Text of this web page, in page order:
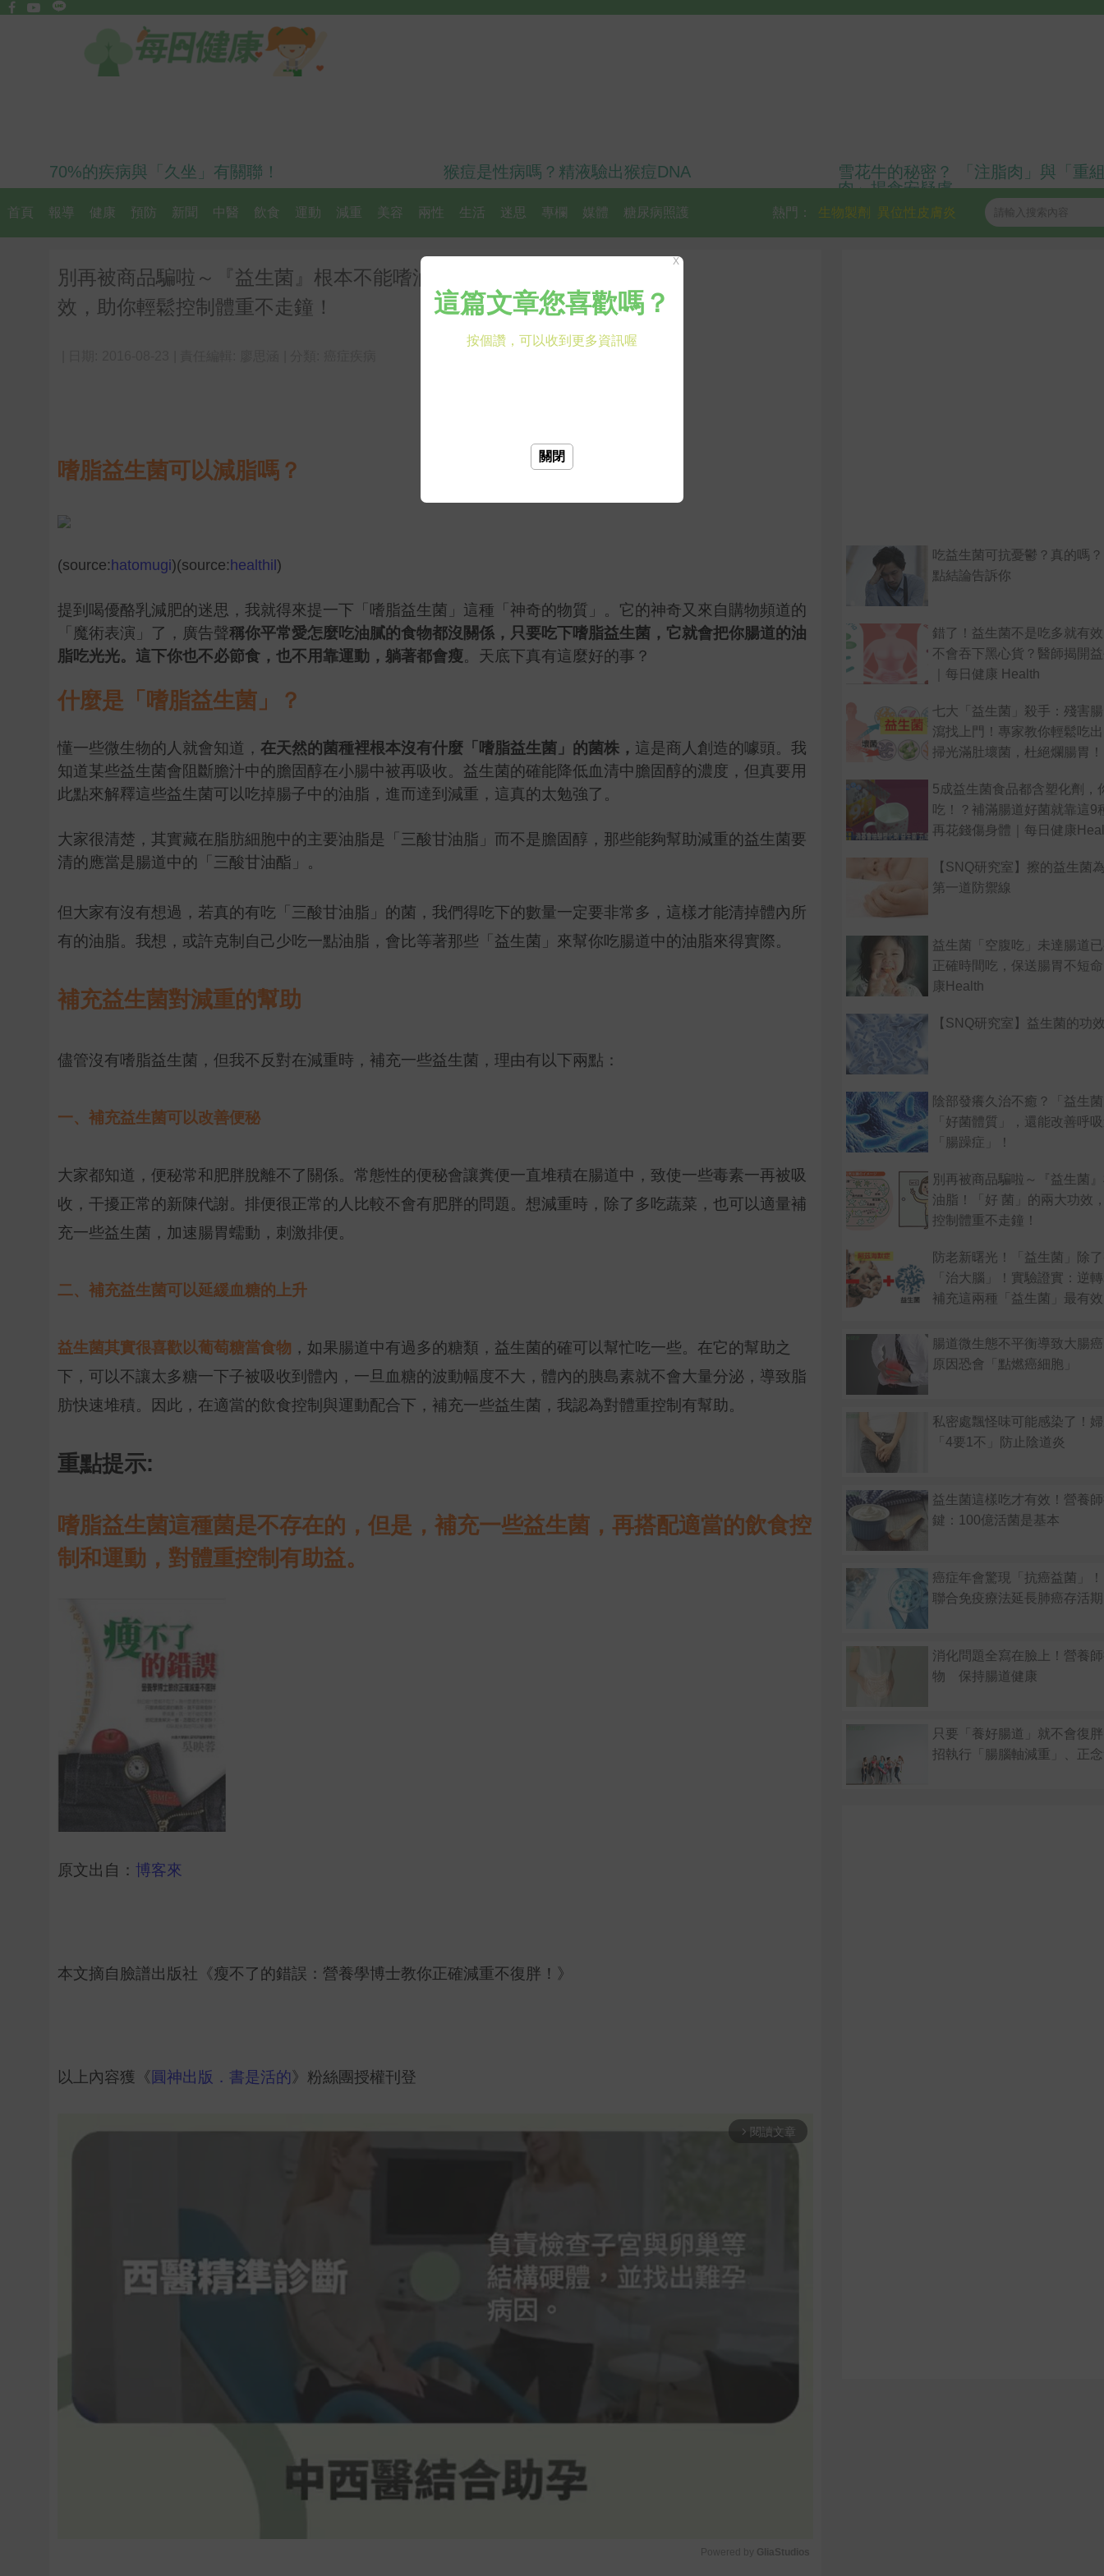
70%的疾病與「久坐」有關聯！ 猴痘是性病嗎？精液驗出猴痘DNA
雪花牛的秘密？ 「注脂肉」與「重
肉」揭食安疑慮
首頁 報導 健康 預防 新聞 中醫 飲食 運動 減重 美容 兩性 生活 迷思 專欄 媒體 糖尿病照護 異位性皮膚炎
生物製劑
熱門：
別再被商品騙啦～『益生菌』根本不能嗜油脂！「好 菌」的兩大功
效，助你輕鬆控制體重不走鐘！
嗜脂益生菌可以減脂嗎？
(source:hatomugi)(source:healthil)
提到喝優酪乳減肥的迷思，我就得來提一下「嗜脂益生菌」這種「神奇的物質」。它的神奇又來自購物頻道的
「魔術表演」了，廣告聲稱你平常愛怎麼吃油膩的食物都沒關係，只要吃下嗜脂益生菌，它就會把你腸道的油
脂吃光光。這下你也不必節食，也不用靠運動，躺著都會瘦。天底下真有這麼好的事？
什麼是「嗜脂益生菌」？
懂一些微生物的人就會知道， 在天然的菌種裡根本沒有什麼「嗜脂益生菌」的菌株， 這是商人創造的噱頭。我
知道某些益生菌會阻斷膽汁中的膽固醇在小腸中被再吸收。益生菌的確能降低血清中膽固醇的濃度，但真要用
此點來解釋這些益生菌可以吃掉腸子中的油脂，進而達到減重，這真的太勉強了。
大家很清楚，其實藏在脂肪細胞中的主要油脂是「三酸甘油脂」而不是膽固醇，那些能夠幫助減重的益生菌要
清的應當是腸道中的「三酸甘油酯」。
但大家有沒有想過，若真的有吃「三酸甘油脂」的菌，我們得吃下的數量一定要非常多，這樣才能清掉體內所
有的油脂。我想，或許克制自己少吃一點油脂，會比等著那些「益生菌」來幫你吃腸道中的油脂來得實際。
補充益生菌對減重的幫助
儘管沒有嗜脂益生菌，但我不反對在減重時，補充一些益生菌，理由有以下兩點：
一、補充益生菌可以改善便秘
大家都知道，便秘常和肥胖脫離不了關係。常態性的便秘會讓糞便一直堆積在腸道中，致使一些毒素一再被吸
收，干擾正常的新陳代謝。排便很正常的人比較不會有肥胖的問題。想減重時，除了多吃蔬菜，也可以適量補
充一些益生菌，加速腸胃蠕動，刺激排便。
二、補充益生菌可以延緩血糖的上升
益生菌其實很喜歡以葡萄糖當食物 ，如果腸道中有過多的糖類，益生菌的確可以幫忙吃一些。在它的幫助之
下，可以不讓太多糖一下子被吸收到體內，一旦血糖的波動幅度不大，體內的胰島素就不會大量分泌，導致脂
肪快速堆積。因此，在適當的飲食控制與運動配合下，補充一些益生菌，我認為對體重控制有幫助。
重點提示:
嗜脂益生菌這種菌是不存在的，但是，補充一些益生菌，再搭配適當的飲食控
制和運動，對體重控制有助益。
原文出自： 博客來
本文摘自臉譜出版社《瘦不了的錯誤：營養學博士教你正確減重不復胖！》
以上內容獲《 圓神出版．書是活的》粉絲團授權刊登
arrow_forward_ios 閱讀文章
Powered by GliaStudios
吃益生菌可抗憂鬱？真的嗎
點結論告訴你
錯了！益生菌不是吃多就有
不會吞下黑心貨？醫師揭開
｜每日健康 Health
七大「益生菌」殺手：殘害
瀉找上門！專家教你輕鬆吃
掃光滿肚壞菌，杜絕爛腸胃！
5成益生菌食品都含塑化劑，
吃！？補滿腸道好菌就靠這9
再花錢傷身體｜每日健康
【SNQ研究室】擦的益生菌
第一道防禦線
益生菌「空腹吃」未達腸道
正確時間吃，保送腸胃不短
康Health
【SNQ研究室】益生菌的功
陰部發癢久治不癒？「益生
「好菌體質」，還能改善呼
「腸躁症」！
別再被商品騙啦～『益生菌
油脂！「好 菌」的兩大功效
控制體重不走鐘！
防老新曙光！「益生菌」除
「治大腦」！實驗證實：逆
補充這兩種「益生菌」最有
腸道微生態不平衡導致大腸
原因恐會「點燃癌細胞」
私密處飄怪味可能感染了！
「4要1不」防止陰道炎
益生菌這樣吃才有效！營養
鍵：100億活菌是基本
癌症年會驚現「抗癌益菌」
聯合免疫療法延長肺癌存活
消化問題全寫在臉上！營養
物 保持腸道健康
只要「養好腸道」就不會復
招執行「腸腦軸減重」、正
X
關閉